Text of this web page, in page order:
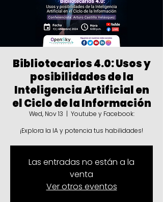
Bibliotecarios 4.0: Usos y
posibilidades de la
Inteligencia Artificial en
el Ciclo de la Información
Wed, Nov 13
  |
Youtube y Facebook:
¡Explora la IA y potencia tus habilidades!
Las entradas no están a la
venta
Ver otros eventos